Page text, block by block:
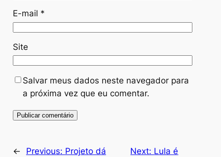
E-mail *
Site
Salvar meus dados neste navegador para
a próxima vez que eu comentar.
← Previous: Projeto dá
Next: Lula é